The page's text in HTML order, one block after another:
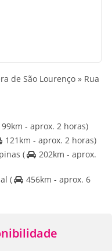
de São Lourenço » Rua
99km - aprox. 2 horas)
121km - aprox. 2 horas)
(
202km - aprox.
(
456km - aprox. 6